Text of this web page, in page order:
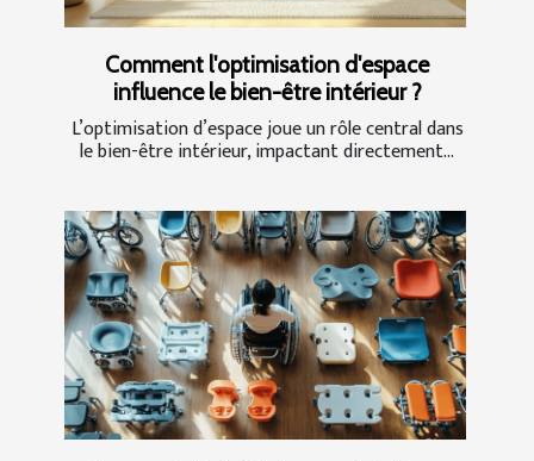
Comment l'optimisation d'espace
influence le bien-être intérieur ?
L’optimisation d’espace joue un rôle central dans
le bien-être intérieur, impactant directement...